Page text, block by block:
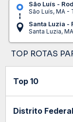
São Luís -
São Luís, MA -
Santa Luzia -
Santa Luzia,
TOP ROTAS
Top 10
Distrito Federal